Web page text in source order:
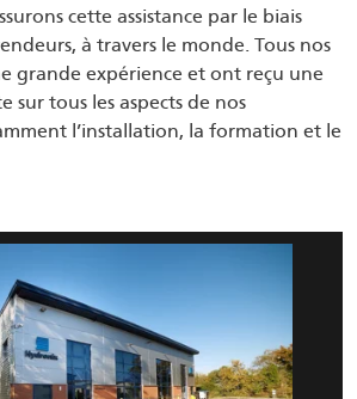
cette assistance par le biais
à travers le monde. Tous nos
grande expérience et ont reçu une
sur tous les aspects de nos
l’installation, la formation et le